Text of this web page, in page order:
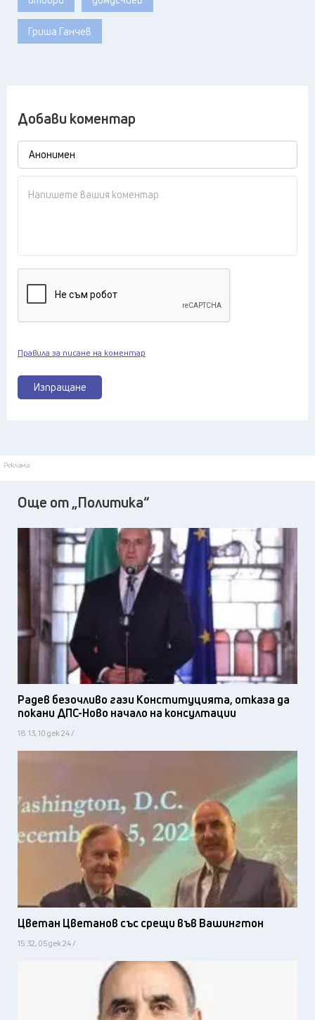
Гриша Ганчев
Добави коментар
Изпращане
Правила за писане на коментар
Реклама
Още от „Политика“
Радев безочливо гази Конституцията, отказа да
покани ДПС-Ново начало на консултации
18:13, 10 дек 24 /
Цветан Цветанов със срещи във Вашингтон
15:32, 05 дек 24 /